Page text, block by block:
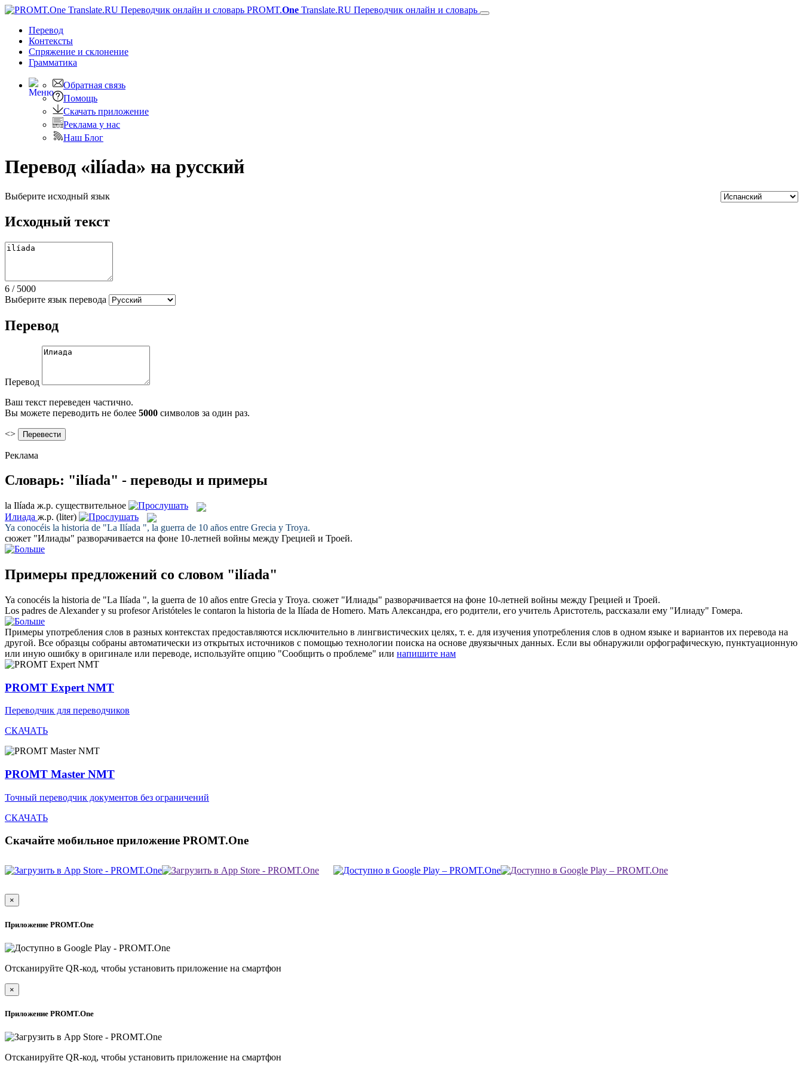
PROMT.One Translate.RU Переводчик онлайн и словарь
Перевод
Контексты
Спряжение и склонение
Грамматика
Обратная связь
Помощь
Скачать приложение
Реклама у нас
Наш Блог
Перевод «ilíada» на русский
Выберите исходный язык
Исходный текст
6 / 5000
Выберите язык перевода
Перевод
Перевод
Ваш текст переведен частично.
Вы можете переводить не более 5000 символов за один раз.
<>
Реклама
Словарь: "ilíada" - переводы и примеры
la Ilíada ж.р. существительное
Илиада ж.р. (liter)
Ya conocéis la historia de "La Ilíada ", la guerra de 10 años entre Grecia y Troya.
сюжет "Илиады" разворачивается на фоне 10-летней войны между Грецией и Троей.
Примеры предложений со словом "ilíada"
Ya conocéis la historia de "La Ilíada ", la guerra de 10 años entre Grecia y Troya. сюжет "Илиады" разворачивается на фоне 10-летней войны между Грецией и Троей.
Los padres de Alexander y su profesor Aristóteles le contaron la historia de la Ilíada de Homero. Мать Александра, его родители, его учитель Аристотель, рассказали ему "Илиаду" Гомера.
Примеры употребления слов в разных контекстах предоставляются исключительно в лингвистических целях, т. е. для изучения употребления слов в одном языке и вариантов их перевода на
другой. Все образцы собраны автоматически из открытых источников с помощью технологии поиска на основе двуязычных данных. Если вы обнаружили орфографическую, пунктуационную
или иную ошибку в оригинале или переводе, используйте опцию "Сообщить о проблеме" или напишите нам
PROMT Expert NMT
Переводчик для переводчиков
СКАЧАТЬ
PROMT Master NMT
Точный переводчик документов без ограничений
СКАЧАТЬ
Скачайте мобильное приложение PROMT.One
×
Приложение PROMT.One
Отсканируйте QR-код, чтобы установить приложение на смартфон
×
Приложение PROMT.One
Отсканируйте QR-код, чтобы установить приложение на смартфон